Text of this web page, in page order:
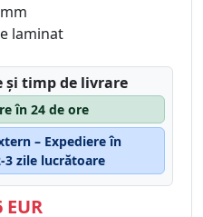
laminat
timp de livrare
în 24 de ore
– Expediere în
zile lucrătoare
EUR